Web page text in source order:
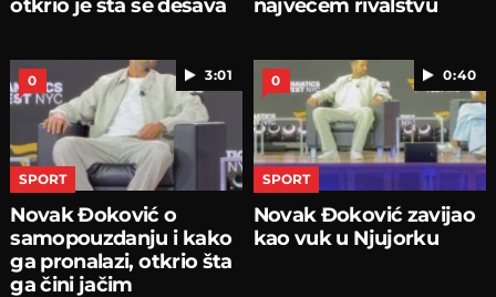
otkrio je šta se dešava
najvećem rivalstvu
3:01
0
SPORT
Novak Đoković o
samopouzdanju i kako
ga pronalazi, otkrio šta
ga čini jačim
0:40
0
SPORT
Novak Đoković zavijao
kao vuk u Njujorku